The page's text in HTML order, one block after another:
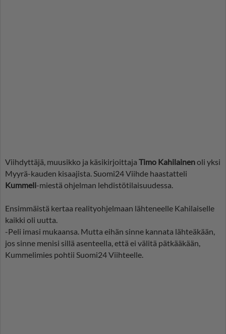
Viihdyttäjä, muusikko ja käsikirjoittaja Timo Kahilainenoli yksi
Myyrä-kauden kisaajista. Suomi24 Viihde haastatteli
Kummeli-miestä ohjelman lehdistötilaisuudessa.
Ensimmäistä kertaa realityohjelmaan lähteneelle Kahilaiselle
kaikki oli uutta.
-Peli imasi mukaansa. Mutta eihän sinne kannata lähteäkään,
jos sinne menisi sillä asenteella, että ei välitä pätkääkään,
Kummelimies pohtii Suomi24 Viihteelle.